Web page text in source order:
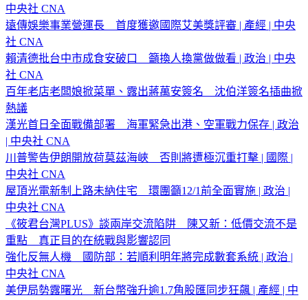
中央社 CNA
遠傳娛樂事業營運長 首度獲邀國際艾美獎評審 | 產經 | 中央
社 CNA
賴清德批台中市成食安破口 籲換人換黨做做看 | 政治 | 中央
社 CNA
百年老店老闆娘掀菜單、露出蔣萬安簽名 沈伯洋簽名插曲掀
熱議
漢光首日全面戰備部署 海軍緊急出港、空軍戰力保存 | 政治
| 中央社 CNA
川普警告伊朗開放荷莫茲海峽 否則將遭極沉重打擊 | 國際 |
中央社 CNA
屋頂光電新制上路未納住宅 環團籲12/1前全面實施 | 政治 |
中央社 CNA
《筱君台灣PLUS》談兩岸交流陷阱 陳又新：低價交流不是
重點 真正目的在統戰與影響認同
強化反無人機 國防部：若順利明年將完成數套系統 | 政治 |
中央社 CNA
美伊局勢露曙光 新台幣強升逾1.7角股匯同步狂飆 | 產經 | 中